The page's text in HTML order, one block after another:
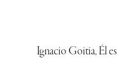
Ignacio Goitia, Él es